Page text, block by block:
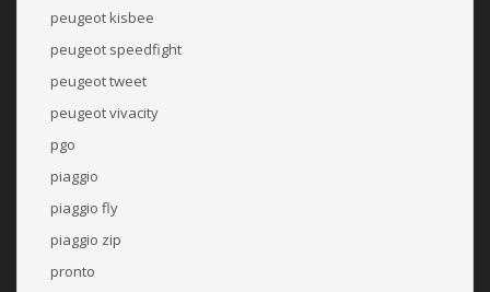
peugeot kisbee
peugeot speedfight
peugeot tweet
peugeot vivacity
pgo
piaggio
piaggio fly
piaggio zip
pronto